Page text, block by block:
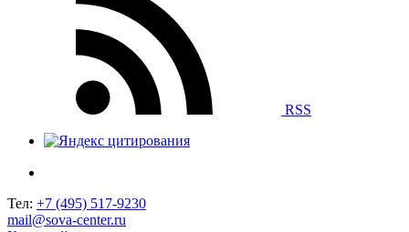
RSS
Тел: +7 (495) 517-9230
mail@sova-center.ru